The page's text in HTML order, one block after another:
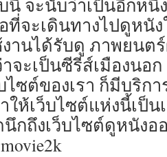
นี้ จะนับว่าเป็นอีกห
จะเดินทางไปดูหนัง
งานได้รับดู ภาพยน
จะเป็นซีรีส์เมืองนอ
ไซต์ของเรา ก็มีบริก
ให้เว็บไซต์แห่งนี้เป็
กถึงเว็บไซต์ดูหนังอ